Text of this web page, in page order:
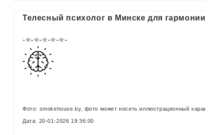
Телесный психолог в Минске для гармонии и
-⭐-⭐-⭐-⭐-⭐-
Фото: smokehouse.by, фото может носить иллюстрационный
Дата: 20-01-2026 19:36:00